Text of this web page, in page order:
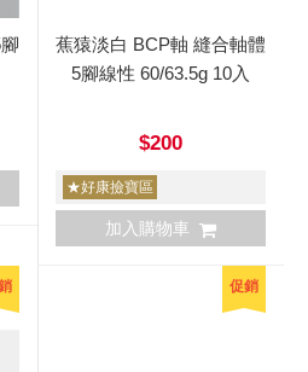
蕉猿淡白 BCP軸 縫合軸體
5腳線性 60/63.5g 10入
$200
★好康撿寶區
加入購物車
促銷